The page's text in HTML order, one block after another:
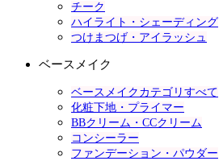
チーク
ハイライト・シェーディング
つけまつげ・アイラッシュ
ベースメイク
ベースメイクカテゴリすべて
化粧下地・プライマー
BBクリーム・CCクリーム
コンシーラー
ファンデーション・パウダー